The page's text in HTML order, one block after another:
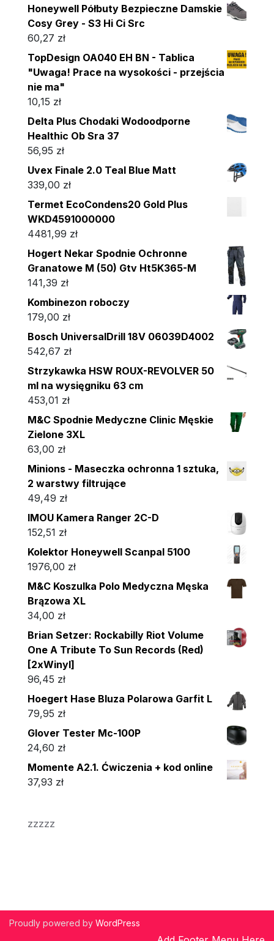
Honeywell Półbuty Bezpieczne Damskie
Cosy Grey - S3 Hi Ci Src
60,27 zł
TopDesign OA040 EH BN - Tablica
"Uwaga! Prace na wysokości - przejścia
nie ma"
10,15 zł
Delta Plus Chodaki Wodoodporne
Healthic Ob Sra 37
56,95 zł
Uvex Finale 2.0 Teal Blue Matt
339,00 zł
Termet EcoCondens20 Gold Plus
WKD4591000000
4481,99 zł
Hogert Nekar Spodnie Ochronne
Granatowe M (50) Gtv Ht5K365-M
141,39 zł
Kombinezon roboczy
179,00 zł
Bosch UniversalDrill 18V 06039D4002
542,67 zł
Strzykawka HSW ROUX-REVOLVER 50
ml na wysięgniku 63 cm
453,01 zł
M&C Spodnie Medyczne Clinic Męskie
Zielone 3XL
63,00 zł
Minions - Maseczka ochronna 1 sztuka,
2 warstwy filtrujące
49,49 zł
IMOU Kamera Ranger 2C-D
152,51 zł
Kolektor Honeywell Scanpal 5100
1976,00 zł
M&C Koszulka Polo Medyczna Męska
Brązowa XL
34,00 zł
Brian Setzer: Rockabilly Riot Volume
One A Tribute To Sun Records (Red)
[2xWinyl]
96,45 zł
Hoegert Hase Bluza Polarowa Garfit L
79,95 zł
Glover Tester Mc-100P
24,60 zł
Momente A2.1. Ćwiczenia + kod online
37,93 zł
zzzzz
Proudly powered by WordPress